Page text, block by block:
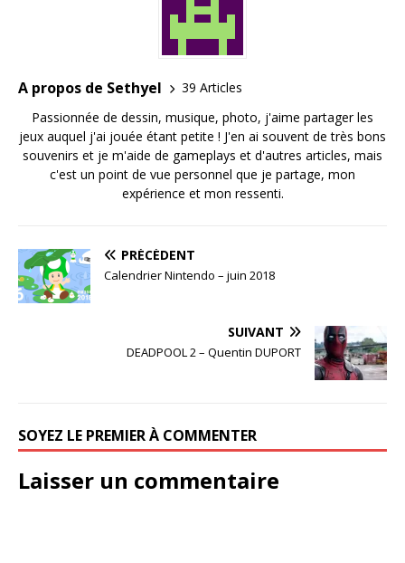
A propos de Sethyel
39 Articles
Passionnée de dessin, musique, photo, j'aime partager les
jeux auquel j'ai jouée étant petite ! J'en ai souvent de très bons
souvenirs et je m'aide de gameplays et d'autres articles, mais
c'est un point de vue personnel que je partage, mon
expérience et mon ressenti.
PRÉCÉDENT
Calendrier Nintendo – juin 2018
SUIVANT
DEADPOOL 2 – Quentin DUPORT
SOYEZ LE PREMIER À COMMENTER
Laisser un commentaire